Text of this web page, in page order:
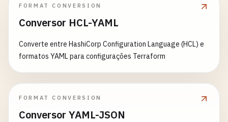
FORMAT CONVERSION
Conversor HCL-YAML
Converte entre HashiCorp Configuration Language (HCL) e
formatos YAML para configurações Terraform
FORMAT CONVERSION
Conversor YAML-JSON